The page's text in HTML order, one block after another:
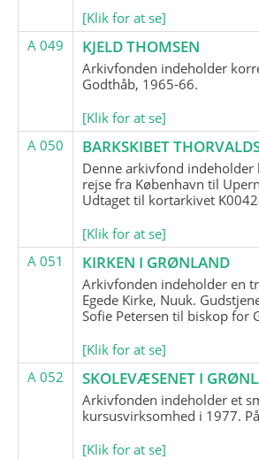
[Klik for at se]
A 049
KJELD THOMSEN
Arkivfonden indeholder
Godthåb, 1965-66.
[Klik for at se]
A 050
BARKSKIBET
Denne arkivfond
rejse fra København til
Udtaget til kortarkivet
[Klik for at se]
A 051
KIRKEN I GRØNLAND
Arkivfonden indeholder en
Egede Kirke, Nuuk.
Sofie Petersen til biskop for
[Klik for at se]
A 052
SKOLEVÆSENET I
Arkivfonden indeholder et
kursusvirksomhed i 1977.
[Klik for at se]